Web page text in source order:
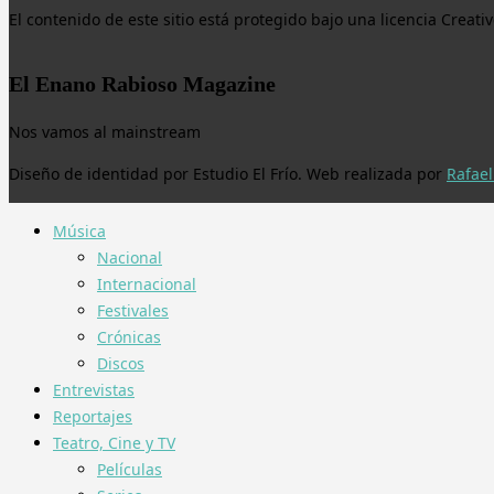
El contenido de este sitio está protegido bajo una licencia
El Enano Rabioso Magazine
Nos vamos al mainstream
Diseño de identidad por Estudio El Frío. Web realizada por
Música
Nacional
Internacional
Festivales
Crónicas
Discos
Entrevistas
Reportajes
Teatro, Cine y TV
Películas